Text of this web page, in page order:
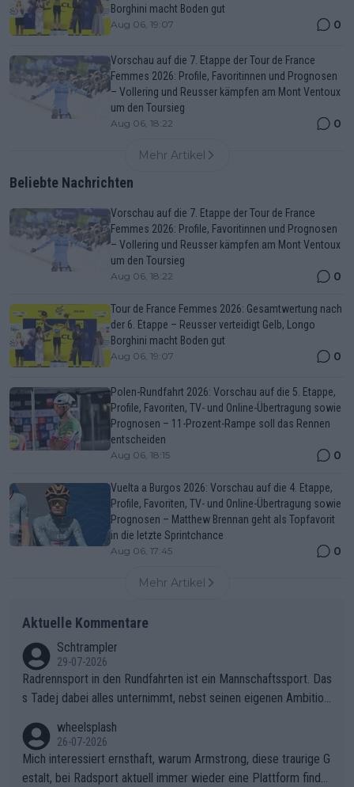
Borghini macht Boden gut
Aug 06, 19:07 0
Vorschau auf die 7. Etappe der Tour de France
Femmes 2026: Profile, Favoritinnen und Prognosen
– Vollering und Reusser kämpfen am Mont Ventoux
um den Toursieg
Aug 06, 18:22 0
Mehr Artikel
Beliebte Nachrichten
Vorschau auf die 7. Etappe der Tour de France
Femmes 2026: Profile, Favoritinnen und Prognosen
– Vollering und Reusser kämpfen am Mont Ventoux
um den Toursieg
Aug 06, 18:22 0
Tour de France Femmes 2026: Gesamtwertung nach
der 6. Etappe – Reusser verteidigt Gelb, Longo
Borghini macht Boden gut
Aug 06, 19:07 0
Polen-Rundfahrt 2026: Vorschau auf die 5. Etappe,
Profile, Favoriten, TV- und Online-Übertragung sowie
Prognosen – 11-Prozent-Rampe soll das Rennen
entscheiden
Aug 06, 18:15 0
Vuelta a Burgos 2026: Vorschau auf die 4. Etappe,
Profile, Favoriten, TV- und Online-Übertragung sowie
Prognosen – Matthew Brennan geht als Topfavorit
in die letzte Sprintchance
Aug 06, 17:45 0
Mehr Artikel
Aktuelle Kommentare
Schtrampler
29-07-2026
Radrennsport in den Rundfahrten ist ein Mannschaftssport. Das
s Tadej dabei alles unternimmt, nebst seinen eigenen Ambition
ganze Team auch mental stark zu machen und konkret am Erf
olg teilzuhaben, ist ihm ganz hoch anzurechnen. Das ist ein Zei
chen weit über den Radsport hinaus.
wheelsplash
26-07-2026
Mich interessiert ernsthaft, warum Armstrong, diese traurige G
estalt, bei Radsport aktuell immer wieder eine Plattform finde